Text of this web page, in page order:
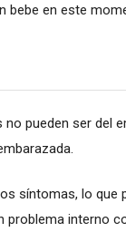
bebe en este
pueden ser del
síntomas, lo
interno